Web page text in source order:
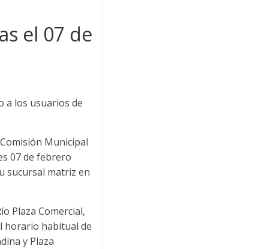
el 07 de
a los usuarios de
Municipal
07 de febrero
sucursal matriz en
Plaza Comercial,
horario habitual de
y Plaza